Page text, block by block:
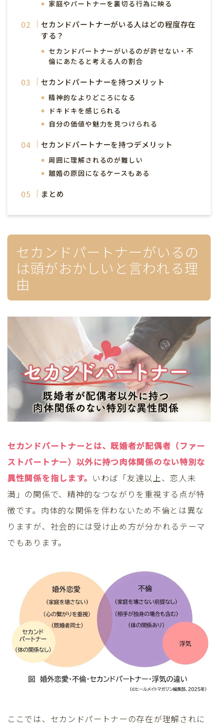
家庭やパートナーを裏切る行為に映る
セカンドパートナーがいる人はどの程度存在
する？
セカンドパートナーがいるのが許せない・不
倫にあたると考える人の割合
セカンドパートナーを持つメリット
精神的なよりどころになる
ドキドキを感じられる
自分の価値や魅力を見つけられる
セカンドパートナーを持つデメリット
周囲に理解されるのが難しい
離婚の原因になるケースもある
まとめ
セカンドパートナーがいるの
は頭がおかしいと言われる理
由
セカンドパートナーとは、既婚者が配偶者（ファー
ストパートナー）以外に持つ肉体関係のない特別な
異性関係を指します。 いわば「友達以上、恋人未
満」の関係で、精神的なつながりを重視する点が特
徴です。肉体的な関係を伴わないため不倫とは異な
りますが、社会的には受け止め方が分かれるテーマ
でもあります。
ここでは、セカンドパートナーの存在が理解されに